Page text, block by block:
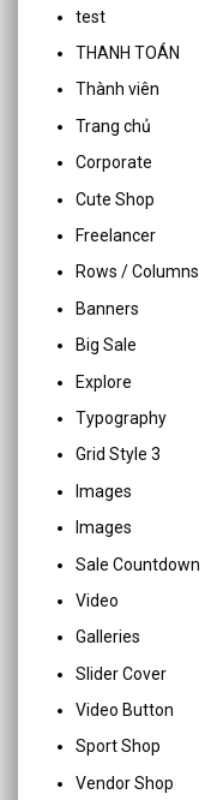
test
THANH TOÁN
Thành viên
Trang chủ
Corporate
Cute Shop
Freelancer
Rows / Columns
Banners
Big Sale
Explore
Typography
Grid Style 3
Images
Images
Sale Countdown
Video
Galleries
Slider Cover
Video Button
Sport Shop
Vendor Shop